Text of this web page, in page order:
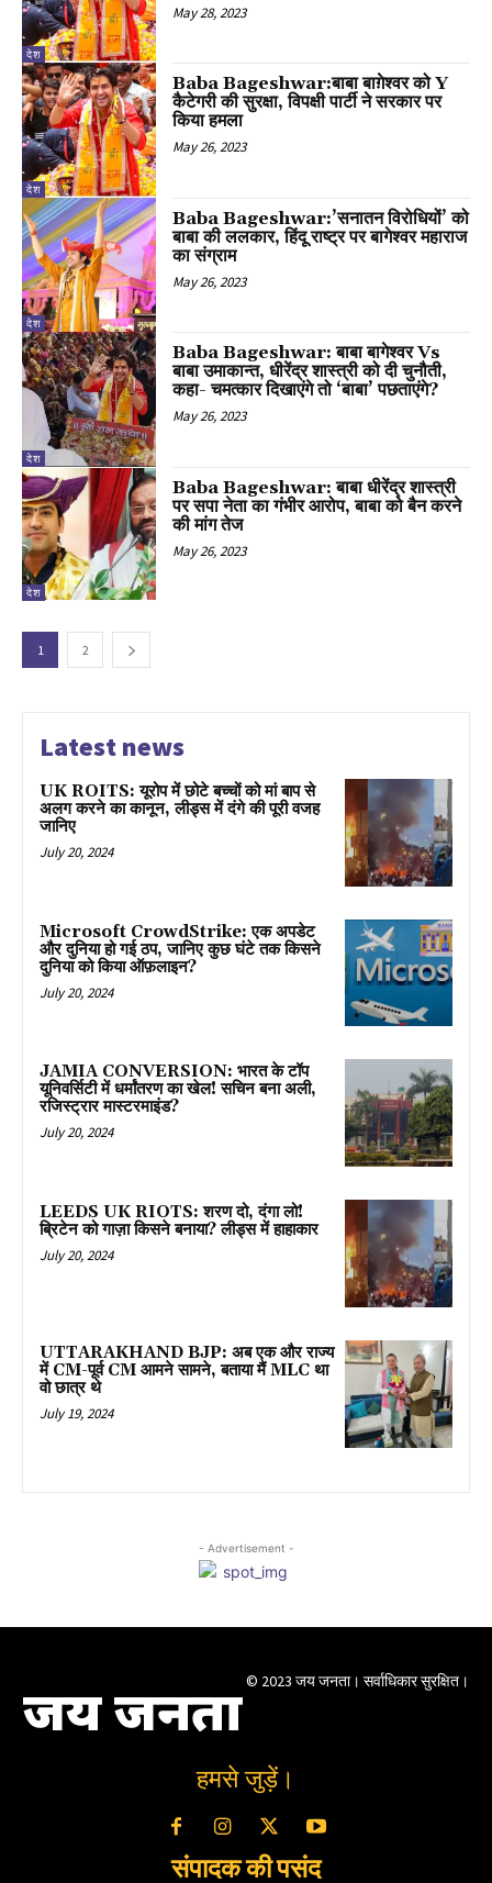
देश
May 28, 2023
देश
Baba Bageshwar:बाबा बाग़ेश्वर को Y
कैटेगरी की सुरक्षा, विपक्षी पार्टी ने सरकार पर
किया हमला
May 26, 2023
देश
Baba Bageshwar:’सनातन विरोधियों’ को
बाबा की ललकार, हिंदू राष्ट्र पर बागेश्वर महाराज
का संग्राम
May 26, 2023
देश
Baba Bageshwar: बाबा बागेश्वर Vs
बाबा उमाकान्त, धीरेंद्र शास्त्री को दी चुनौती,
कहा- चमत्कार दिखाएंगे तो ‘बाबा’ पछताएंगे?
May 26, 2023
देश
Baba Bageshwar: बाबा धीरेंद्र शास्त्री
पर सपा नेता का गंभीर आरोप, बाबा को बैन करने
की मांग तेज
May 26, 2023
1 2
Latest news
UK ROITS: यूरोप में छोटे बच्चों को मां बाप से
अलग करने का कानून, लीड्स में दंगे की पूरी वजह
जानिए
July 20, 2024
Microsoft CrowdStrike: एक अपडेट
और दुनिया हो गई ठप, जानिए कुछ घंटे तक किसने
दुनिया को किया ऑफ़लाइन?
July 20, 2024
JAMIA CONVERSION: भारत के टॉप
यूनिवर्सिटी में धर्मांतरण का खेल! सचिन बना अली,
रजिस्ट्रार मास्टरमाइंड?
July 20, 2024
LEEDS UK RIOTS: शरण दो, दंगा लो!
ब्रिटेन को गाज़ा किसने बनाया? लीड्स में हाहाकार
July 20, 2024
UTTARAKHAND BJP: अब एक और राज्य
में CM-पूर्व CM आमने सामने, बताया मैं MLC था
वो छात्र थे
July 19, 2024
- Advertisement -
जय जनता © 2023 जय जनता। सर्वाधिकार सुरक्षित।
हमसे जुड़ें।
संपादक की पसंद